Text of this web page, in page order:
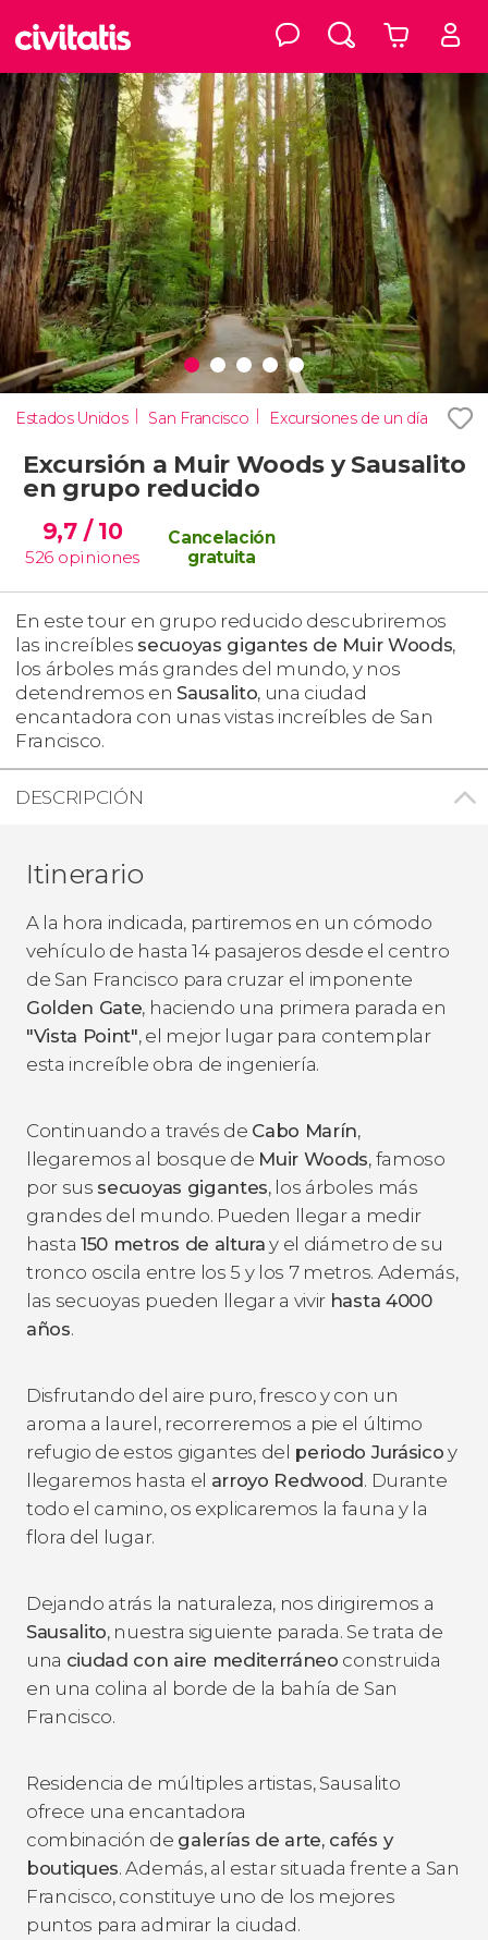
Estados Unidos San Francisco Excursiones de un día
Excursión a Muir Woods y Sausalito
en grupo reducido
9,7 / 10
526 opiniones
Cancelación
gratuita
En este tour en grupo reducido descubriremos
las increíbles secuoyas gigantes de Muir Woods,
los árboles más grandes del mundo, y nos
detendremos en Sausalito, una ciudad
encantadora con unas vistas increíbles de San
Francisco.
DESCRIPCIÓN
Itinerario
A la hora indicada, partiremos en un cómodo
vehículo de hasta 14 pasajeros desde el centro
de San Francisco para cruzar el imponente
Golden Gate, haciendo una primera parada en
"Vista Point", el mejor lugar para contemplar
esta increíble obra de ingeniería.
Continuando a través de Cabo Marín,
llegaremos al bosque de Muir Woods, famoso
por sus secuoyas gigantes, los árboles más
grandes del mundo. Pueden llegar a medir
hasta150 metros de altura y el diámetro de su
tronco oscila entre los 5 y los 7 metros. Además,
las secuoyas pueden llegar a vivir hasta 4000
años.
Disfrutando del aire puro, fresco y con un
aroma a laurel, recorreremos a pie el último
refugio de estos gigantes del periodo Jurásico y
llegaremos hasta el arroyo Redwood. Durante
todo el camino, os explicaremos la fauna y la
flora del lugar.
Dejando atrás la naturaleza, nos dirigiremos a
Sausalito, nuestra siguiente parada. Se trata de
una ciudad con aire mediterráneo construida
en una colina al borde de la bahía de San
Francisco.
Residencia de múltiples artistas, Sausalito
ofrece una encantadora
combinación de galerías de arte, cafés y
boutiques. Además, al estar situada frente a San
Francisco, constituye uno de los mejores
puntos para admirar la ciudad.